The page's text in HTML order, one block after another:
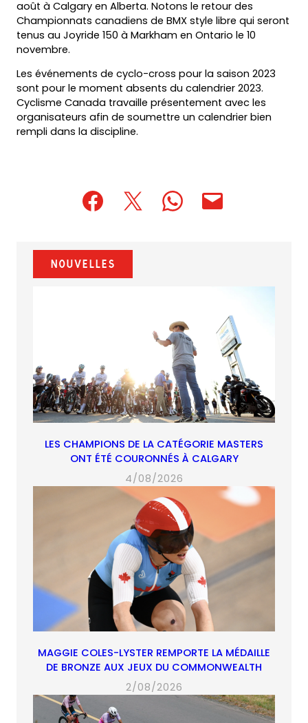
août à Calgary en Alberta. Notons le retour des
Championnats canadiens de BMX style libre qui seront
tenus au Joyride 150 à Markham en Ontario le 10
novembre.
Les événements de cyclo-cross pour la saison 2023
sont pour le moment absents du calendrier 2023.
Cyclisme Canada travaille présentement avec les
organisateurs afin de soumettre un calendrier bien
rempli dans la discipline.
(opens
new
tab)
(opens
new
tab)
(opens(opens
(opens
Nouvelles
LES CHAMPIONS DE LA CATÉGORIE MASTERS
ONT ÉTÉ COURONNÉS À CALGARY
4/08/2026
MAGGIE COLES-LYSTER REMPORTE LA MÉDAILLE
DE BRONZE AUX JEUX DU COMMONWEALTH
2/08/2026